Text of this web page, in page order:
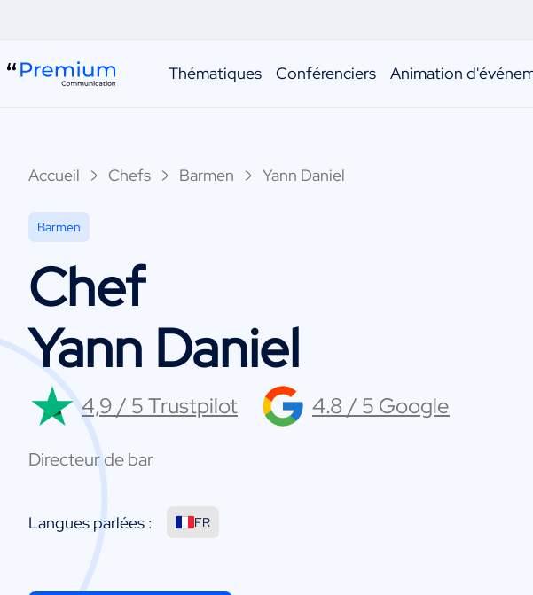
Thématiques Conférenciers Animation
Accueil Chefs Barmen Yann Daniel
Barmen
Chef
Yann Daniel
4,9 / 5 Trustpilot 4.8 / 5 Google
Directeur de bar
Langues parlées : FR